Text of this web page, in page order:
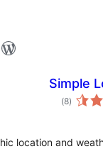
Simple
(8 ئومۇمىي
دەرىجە
)
location and